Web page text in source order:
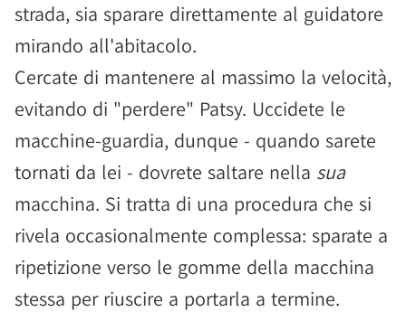
strada, sia sparare direttamente al guidatore
mirando all'abitacolo.
Cercate di mantenere al massimo la velocità,
evitando di "perdere" Patsy. Uccidete le
macchine-guardia, dunque - quando sarete
tornati da lei - dovrete saltare nella sua
macchina. Si tratta di una procedura che si
rivela occasionalmente complessa: sparate a
ripetizione verso le gomme della macchina
stessa per riuscire a portarla a termine.